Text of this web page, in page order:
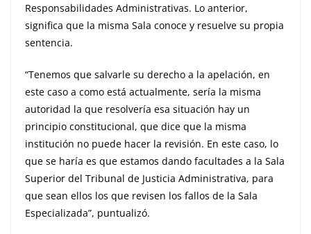
Responsabilidades Administrativas. Lo anterior,
significa que la misma Sala conoce y resuelve su propia
sentencia.
“Tenemos que salvarle su derecho a la apelación, en
este caso a como está actualmente, sería la misma
autoridad la que resolvería esa situación hay un
principio constitucional, que dice que la misma
institución no puede hacer la revisión. En este caso, lo
que se haría es que estamos dando facultades a la Sala
Superior del Tribunal de Justicia Administrativa, para
que sean ellos los que revisen los fallos de la Sala
Especializada”, puntualizó.